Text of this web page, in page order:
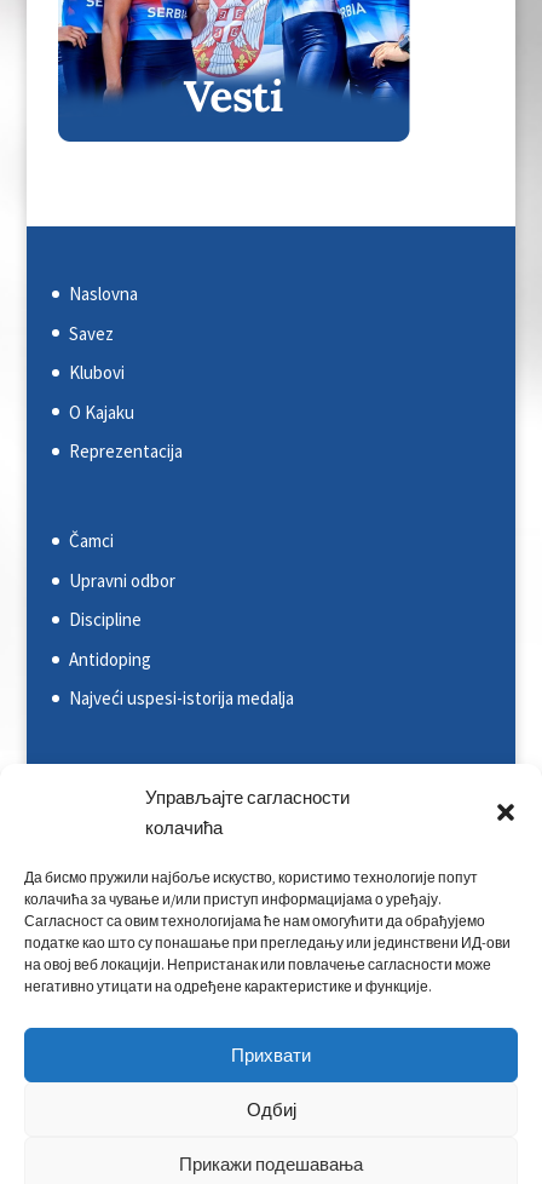
Управљајте сагласности
колачића
Да бисмо пружили најбоље искуство, користимо технологије попут
колачића за чување и/или приступ информацијама о уређају.
Сагласност са овим технологијама ће нам омогућити да обрађујемо
податке као што су понашање при прегледању или јединствени ИД-ови
на овој веб локацији. Непристанак или повлачење сагласности може
негативно утицати на одређене карактеристике и функције.
Прихвати
Одбиј
Прикажи подешавања
Naslovna
Savez
Klubovi
O Kajaku
Reprezentacija
Čamci
Upravni odbor
Discipline
Antidoping
Najveći uspesi-istorija medalja
Svetska kajakaška federacija (ICF)
Evropska kajakaška asocijacija (ECA)
Rezultati na nacionalnim takmičenjima
Rezultati na međunarodnim takmičenjima
Kontakt